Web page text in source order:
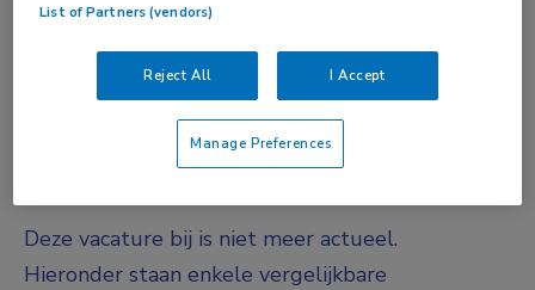
DIENSTVERBAND
Niet nader bepaald
Deze vacature bij is niet meer actueel.
Hieronder staan enkele vergelijkbare
List of Partners (vendors)
Reject All I Accept
Manage Preferences